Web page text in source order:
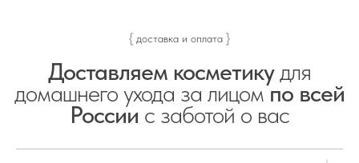
{ доставка и оплата }
Доставляем косметикудля
домашнего ухода за лицомпо всей
России с заботой о вас